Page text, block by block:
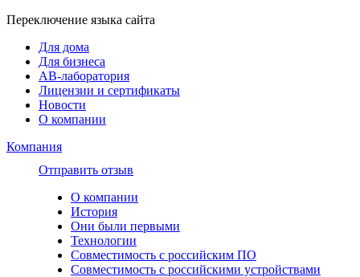
Переключение языка сайта
Для дома
Для бизнеса
АВ-лаборатория
Лицензии и сертификаты
Новости
О компании
Компания
Отправить отзыв
О компании
История
Они были первыми
Технологии
Совместимость с российским ПО
Совместимость с российскими устройствами